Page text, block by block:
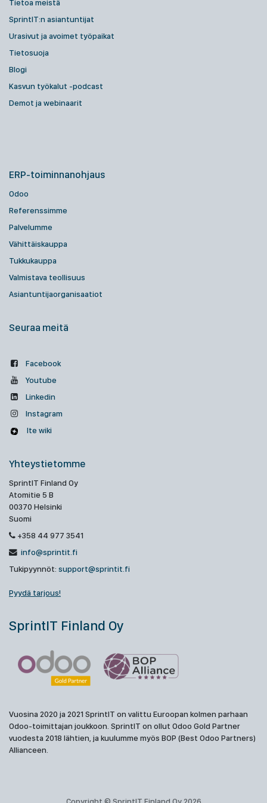
Tietoa meistä
SprintIT:n asiantuntijat
Urasivut ja avoimet työpaikat
Tietosuoja
Blogi
Kasvun työkalut -podcast
Demot ja webinaarit
ERP-toiminnanohjaus
Odoo
Referenssimme
Palvelumme
Vähittäiskauppa
Tukkukauppa
Valmistava teollisuus
Asiantuntijaorganisaatiot
Seuraa meitä
Facebook
Youtube
Linkedin
Instagram
Ite wiki
Yhteystietomme
SprintIT Finland Oy
Atomitie 5 B
00370 Helsinki
Suomi
+358 44 977 3541
info@sprintit.fi
Tukipyynnöt: support@sprintit.fi
Pyydä tarjous!
SprintIT Finland Oy
Vuosina 2020 ja 2021 SprintIT on valittu Euroopan kolmen parhaan
Odoo-toimittajan joukkoon. SprintIT on ollut Odoo Gold Partner
vuodesta 2018 lähtien, ja kuulumme myös BOP (Best Odoo Partners)
Allianceen.
Copyright © SprintIT Finland Oy 2026